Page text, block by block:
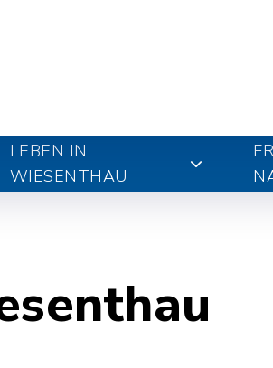
LEBEN IN
WIESENTHAU